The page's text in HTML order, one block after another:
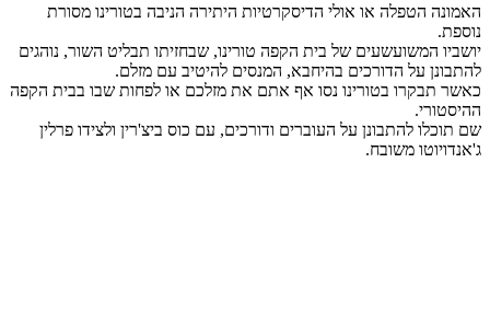
האמונה הטפלה או אולי הדיסקרטיות היתירה הניבה בטורינו מסורת
נוספת.
יושביו המשועשעים של בית הקפה טורינו, שבחזיתו תבליט השור, נוהגים
להתבונן על הדורכים בהיחבא, המנסים להיטיב עם מזלם.
כאשר תבקרו בטורינו נסו אף אתם את מזלכם או לפחות שבו בבית הקפה
ההיסטורי.
שם תוכלו להתבונן על העוברים ודורכים, עם כוס ביצ'רין ולצידו פרלין
ג'אנדויוטו משובח.